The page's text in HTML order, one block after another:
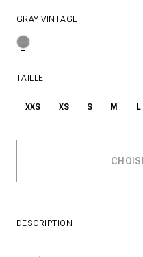
GRAY VINTAGE
TAILLE
XXS XS S M L
DESCRIPTION